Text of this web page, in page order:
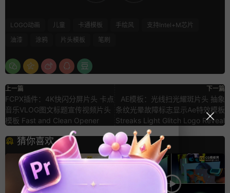
LOGO动画 儿童 卡通模板 手绘风
支持Intel+M芯片
油漆
涂鸦 片头模板 笔刷
上一篇
FCPX插件：4K快闪分屏片头 卡点
音乐VLOG图文标题宣传视频片头
模板 Fast and Clean Opener
下一篇
AE模板：光线扫光耀斑片头 抽象
条纹光晕故障标志显示Ae特效模板
Streaks Light Glitch Logo Reveal
猜你喜欢